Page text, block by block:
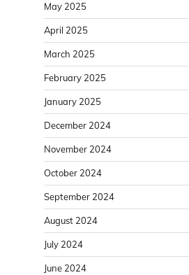
May 2025
April 2025
March 2025
February 2025
January 2025
December 2024
November 2024
October 2024
September 2024
August 2024
July 2024
June 2024